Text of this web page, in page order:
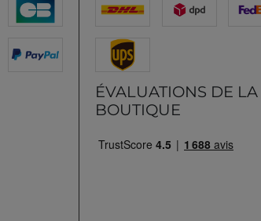
ÉVALUATIONS DE LA
BOUTIQUE